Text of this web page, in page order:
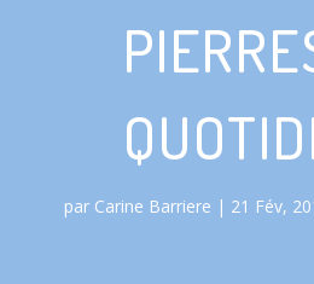
par Carine Barriere 21 Fév,